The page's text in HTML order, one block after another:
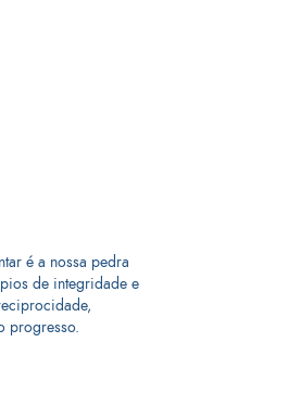
é a nossa pedra
de integridade e
progresso.